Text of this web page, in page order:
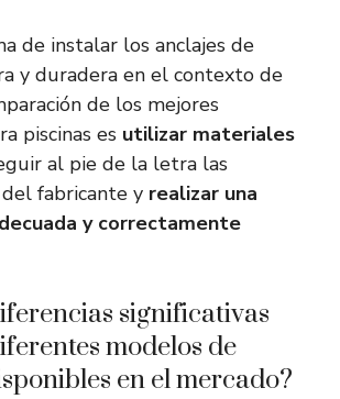
de instalar los anclajes de
y duradera en el contexto de
de los mejores
piscinas es utilizar materiales
al pie de la letra las
fabricante y realizar una
y correctamente
significativas
modelos de
en el mercado?